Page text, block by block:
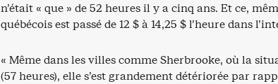
n’était « que » de 52 heures il y a cinq ans. Et ce,
québécois est passé de 12 $ à 14,25 $ l’heure dans
« Même dans les villes comme Sherbrooke, où la
(57 heures), elle s’est grandement détériorée par